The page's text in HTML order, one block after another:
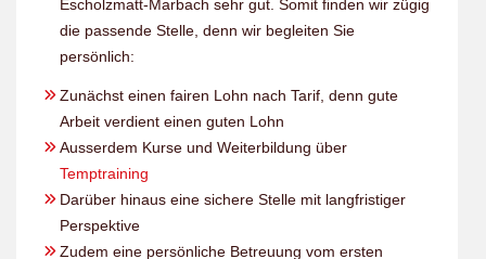
Escholzmatt-Marbach sehr gut. Somit finden wir zügig
die passende Stelle, denn wir begleiten Sie
persönlich:
Zunächst einen fairen Lohn nach Tarif, denn gute
Arbeit verdient einen guten Lohn
Ausserdem Kurse und Weiterbildung über
Temptraining
Darüber hinaus eine sichere Stelle mit langfristiger
Perspektive
Zudem eine persönliche Betreuung vom ersten